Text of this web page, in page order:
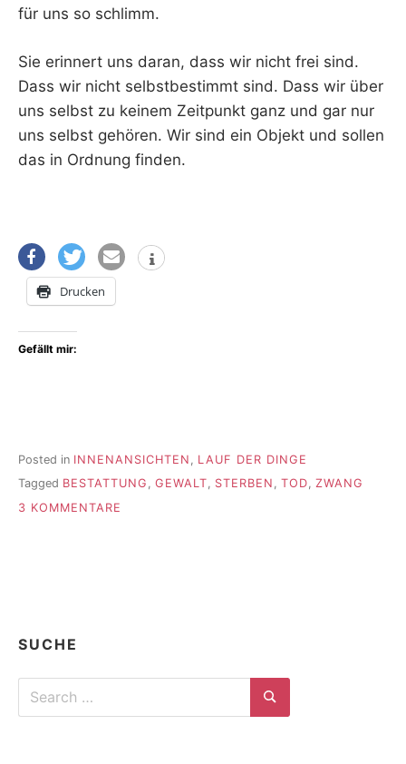
für uns so schlimm.
Sie erinnert uns daran, dass wir nicht frei sind.
Dass wir nicht selbstbestimmt sind. Dass wir über
uns selbst zu keinem Zeitpunkt ganz und gar nur
uns selbst gehören. Wir sind ein Objekt und sollen
das in Ordnung finden.
Drucken
Gefällt mir:
Posted in INNENANSICHTEN
LAUF DER DINGE
Tagged BESTATTUNG , GEWALT, STERBEN , TOD, ZWANG
3 KOMMENTARE
SUCHE
Search
Search